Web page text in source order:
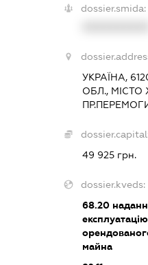
dossier.smida:
УКРАЇНА,
ОБЛ., МІСТО
49 925 грн.
dossier.kveds:
68.20
майна